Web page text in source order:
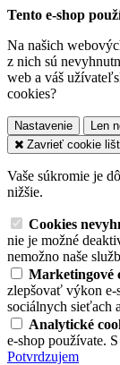
Tento e-shop
Na našich
z nich sú
web a váš
cookies?
Nastavenie Len
Zavrieť cookie
Vaše súkromie je
nižšie.
Cookies
nie je možné
nemožno naše
Marketingové
zlepšovať výkon e-
sociálnych sieťach
Analytické
e-shop používate.
Potvrdzujem